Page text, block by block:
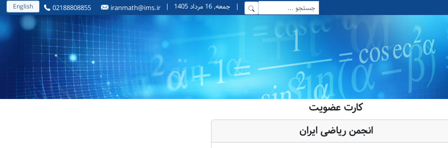
English 02188808855 iranmath@ims.ir | جمعه, 16 مرداد 1405 |
کارت عضویت
انجمن ریاضی ایران